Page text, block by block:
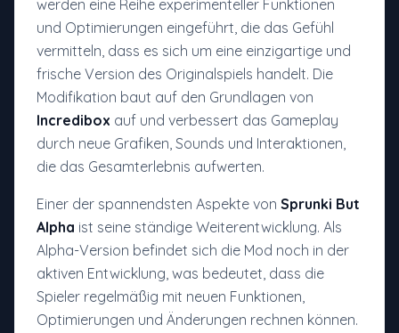
werden eine Reihe experimenteller Funktionen
und Optimierungen eingeführt, die das Gefühl
vermitteln, dass es sich um eine einzigartige und
frische Version des Originalspiels handelt. Die
Modifikation baut auf den Grundlagen von
Incredibox auf und verbessert das Gameplay
durch neue Grafiken, Sounds und Interaktionen,
die das Gesamterlebnis aufwerten.
Einer der spannendsten Aspekte von Sprunki But
Alpha ist seine ständige Weiterentwicklung. Als
Alpha-Version befindet sich die Mod noch in der
aktiven Entwicklung, was bedeutet, dass die
Spieler regelmäßig mit neuen Funktionen,
Optimierungen und Änderungen rechnen können.